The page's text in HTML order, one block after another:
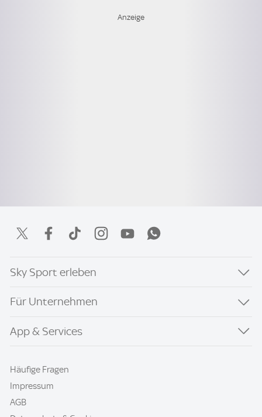
Sky Sport erleben
Für Unternehmen
App & Services
Häufige Fragen
Impressum
AGB